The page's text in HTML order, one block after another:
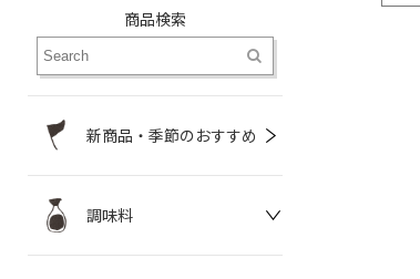
商品検索
新商品・季節のおすすめ
調味料